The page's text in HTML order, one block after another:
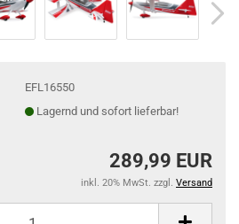
EFL16550
Lagernd und sofort lieferbar!
289,99 EUR
inkl. 20% MwSt. zzgl. Versand